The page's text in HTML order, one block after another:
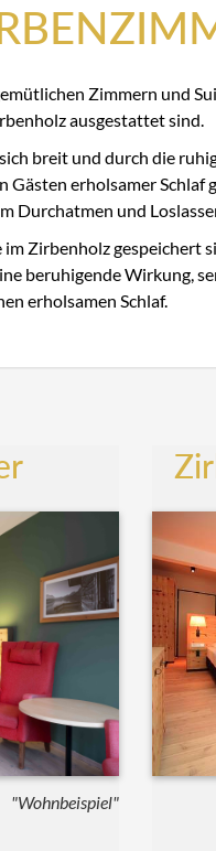
Zimmern und
ausgestattet sind.
breit und durch die
Gästen erholsamer Schlaf
Durchatmen und
Zirbenholz gespeichert
beruhigende Wirkung,
erholsamen Schlaf.
"Wohnbeispiel"